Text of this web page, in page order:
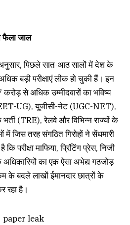
फैला जाल
अनुसार, पिछले सात-आठ सालों में देश के
बड़ी परीक्षाएं लीक हो चुकी हैं। इन
से अधिक उम्मीदवारों का भविष्य
UG), यूजीसी-नेट (UGC-NET),
भर्ती (TRE), रेलवे और विभिन्न राज्यों के
में जिस तरह संगठित गिरोहों ने सेंधमारी
परीक्षा माफिया, प्रिंटिंग प्रेस, निजी
अधिकारियों का एक ऐसा अभेद्य गठजोड़
के बदले लाखों ईमानदार छात्रों के
रहा है।